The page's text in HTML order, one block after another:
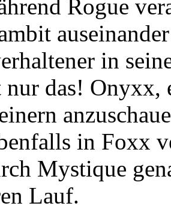
Rogue
in
das! Onyxx,
in Foxx
Mystique
Lauf.